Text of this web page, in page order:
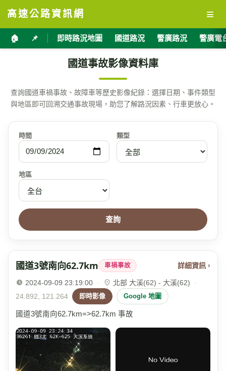
高速公路資訊網 ≡
🏠 📌 即時路況地圖 國道路況 警廣路況 警廣電
國道事故影像資料庫
查詢國道車禍事故、故障車等歷史影像紀錄：選擇日期、事件類型
與地區即可回溯交通事故現場，助您了解路況因素、行車更放心。
時間 類型
地區
查詢
國道3號南向62.7km 車禍事故 詳細資訊 ›
2024-09-09 23:19:00 · 北部 大溪(62) - 大溪(62)
·
24.892, 121.264
即時影像 Google 地圖
國道3號南向62.7km=>62.7km 事故